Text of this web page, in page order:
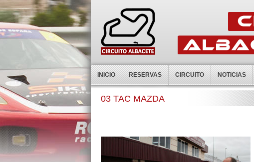
INICIO RESERVAS CIRCUITO NOTICIAS
03 TAC MAZDA